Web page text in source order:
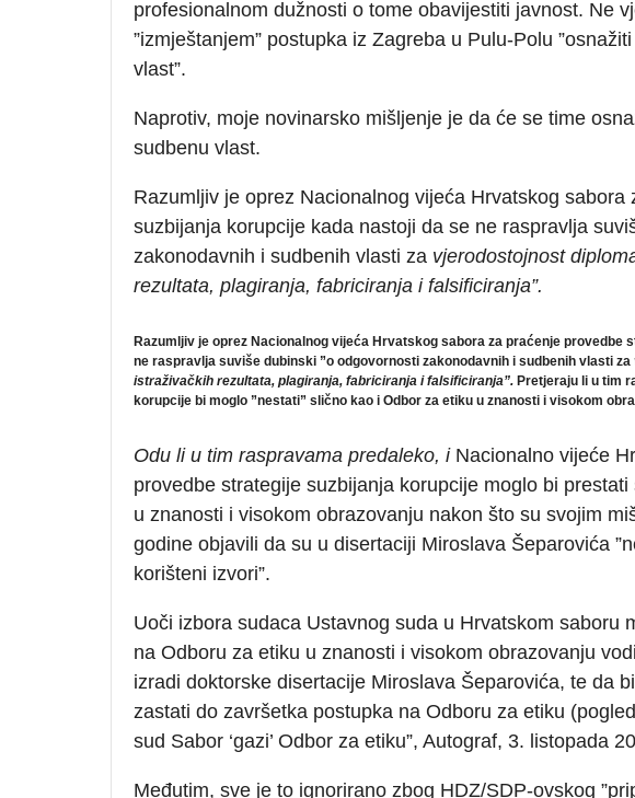
profesionalnom dužnosti o tome obavijestiti javnost. Ne
”izmještanjem” postupka iz Zagreba u Pulu-Polu
vlast”.
Naprotiv, moje novinarsko mišljenje je da će se time
sudbenu vlast.
Razumljiv je oprez Nacionalnog vijeća Hrvatskog
suzbijanja korupcije kada nastoji da se ne raspravlja
zakonodavnih i sudbenih vlasti za vjerodostojnost
rezultata, plagiranja, fabriciranja i falsificiranja”.
Razumljiv je oprez Nacionalnog vijeća Hrvatskog sabora za praćenje provedbe
ne raspravlja suviše dubinski ”o odgovornosti zakonodavnih i sudbenih vlasti za
istraživačkih rezultata, plagiranja, fabriciranja i falsificiranja”. Pretjeraju li u tim
korupcije bi moglo ”nestati” slično kao i Odbor za etiku u znanosti i visokom
Odu li u tim raspravama predaleko, i Nacionalno vijeće
provedbe strategije suzbijanja korupcije moglo bi
u znanosti i visokom obrazovanju nakon što su svojim
godine objavili da su u disertaciji Miroslava Šeparovića
korišteni izvori”.
Uoči izbora sudaca Ustavnog suda u Hrvatskom saboru
na Odboru za etiku u znanosti i visokom obrazovanju
izradi doktorske disertacije Miroslava Šeparovića, te da
zastati do završetka postupka na Odboru za etiku
sud Sabor ‘gazi’ Odbor za etiku”, Autograf, 3. listopada
Međutim, sve je to ignorirano zbog HDZ/SDP-ovskog